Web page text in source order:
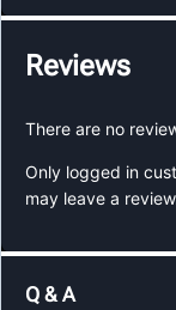
Reviews
There are no
Only logged in
may leave a
Q & A